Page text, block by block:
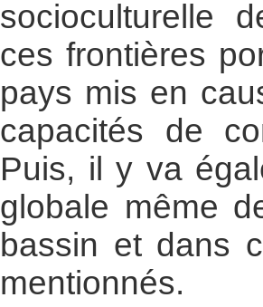
socioculturelle
ces frontières
pays mis en
capacités de
Puis, il y va
globale même
bassin et dans
mentionnés.